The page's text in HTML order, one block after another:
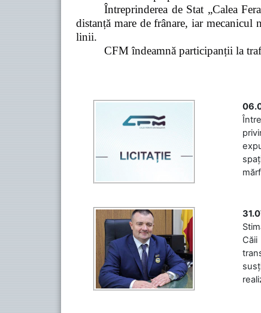
Întreprinderea de Stat „Calea
distanță mare de frânare, iar mecanicul
linii.
CFM îndeamnă participanții la